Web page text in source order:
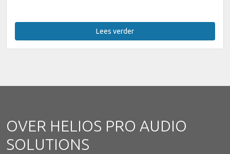
Lees verder
OVER HELIOS PRO AUDIO
SOLUTIONS